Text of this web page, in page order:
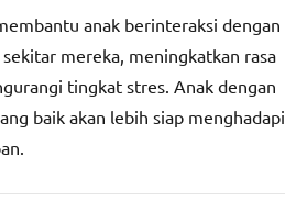
anak berinteraksi dengan
mereka, meningkatkan rasa
tingkat stres. Anak dengan
baik akan lebih siap menghadapi